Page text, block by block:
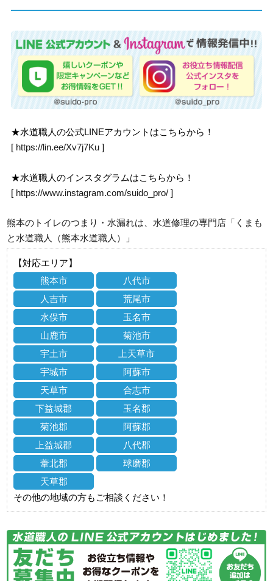
★水道職人の公式LINEアカウントはこちらから！
[ https://lin.ee/Xv7j7Ku ]
★水道職人のインスタグラムはこちらから！
[ https://www.instagram.com/suido_pro/ ]
熊本のトイレのつまり・水漏れは、水道修理の専門店「くまも
と水道職人（熊本水道職人）」
【対応エリア】
熊本市
八代市
人吉市
荒尾市
水俣市
玉名市
山鹿市
菊池市
宇土市
上天草市
宇城市
阿蘇市
天草市
合志市
下益城郡
玉名郡
菊池郡
阿蘇郡
上益城郡
八代郡
葦北郡
球磨郡
天草郡
その他の地域の方もご相談ください！